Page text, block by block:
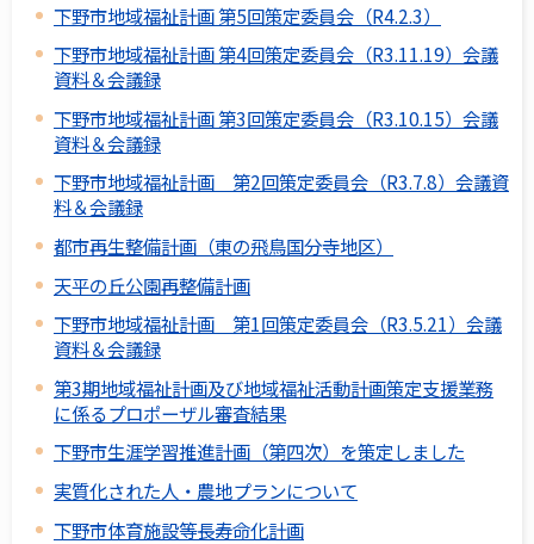
下野市地域福祉計画 第5回策定委員会（R4.2.3）
下野市地域福祉計画 第4回策定委員会（R3.11.19）会議
資料＆会議録
下野市地域福祉計画 第3回策定委員会（R3.10.15）会議
資料＆会議録
下野市地域福祉計画 第2回策定委員会（R3.7.8）会議資
料＆会議録
都市再生整備計画（東の飛鳥国分寺地区）
天平の丘公園再整備計画
下野市地域福祉計画 第1回策定委員会（R3.5.21）会議
資料＆会議録
第3期地域福祉計画及び地域福祉活動計画策定支援業務
に係るプロポーザル審査結果
下野市生涯学習推進計画（第四次）を策定しました
実質化された人・農地プランについて
下野市体育施設等長寿命化計画